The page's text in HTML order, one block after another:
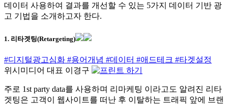
데이터 사용하여 결과를 개선할 수 있는 5가지 데이터 기반 광
고 기법을 소개하고자 한다.
1. 리타겟팅(Retargeting)
#디지털광고심화 #용어개념 #데이터 #애드테크 #타겟설정
위시미디어 대표 이경구
주로 1st party data를 사용하며 리마케팅 이라고도 알려진 리타
겟팅은 고객이 웹사이트를 떠난 후 이탈하는 트래픽 앞에 브랜